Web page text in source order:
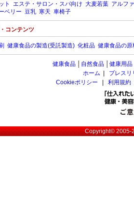
ト エステ・サロン・スパ向け 大麦若葉 アルフ
ベリー 豆乳 寒天 車椅子
コンテンツ
健康食品の製造(受託製造) 化粧品 健康食品の原
健康食品 自然食品 健康用品
ホーム
プレスリ
Cookieポリシー
利用規約
Copyright© 2005-